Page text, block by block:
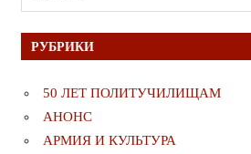
для:
РУБРИКИ
50 ЛЕТ ПОЛИТУЧИЛИЩАМ
АНОНС
АРМИЯ И КУЛЬТУРА